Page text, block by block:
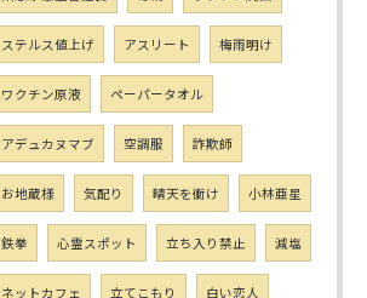
ステルス値上げ アスリート 梅雨明け
ワクチン原液 ペーパータオル
アデュカヌマブ 空調服 詐欺師
お地蔵様 気配り 晴天を衝け 小林亜星
鉄拳 心霊スポット 立ち入り禁止 減塩
ネットカフェ 立てこもり 白い恋人